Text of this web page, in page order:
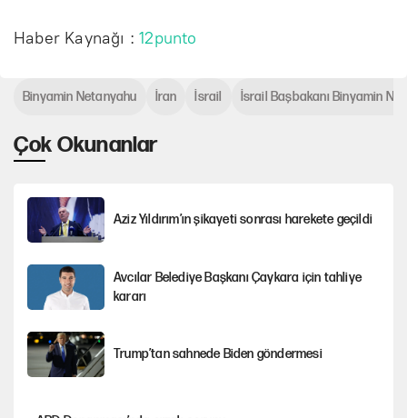
Haber Kaynağı :12punto
Çok Okunanlar
Aziz Yıldırım’ın şikayeti sonrası harekete geçildi
Avcılar Belediye Başkanı Çaykara için tahliye
kararı
Trump’tan sahnede Biden göndermesi
Binyamin Netanyahu İran İsrail İsrail Başbakanı Binyamin